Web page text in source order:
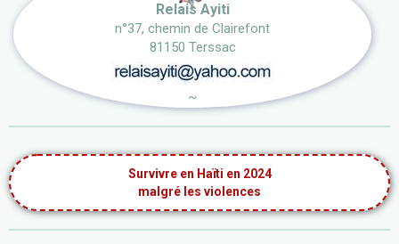
Relais Ayiti
n°37, chemin de Clairefont
81150 Terssac
~
Survivre en Haïti en 2024
malgré les violences